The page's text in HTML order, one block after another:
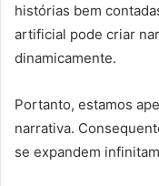
histórias bem
artificial pode criar
dinamicamente.
Portanto, estamos
narrativa.
se expandem